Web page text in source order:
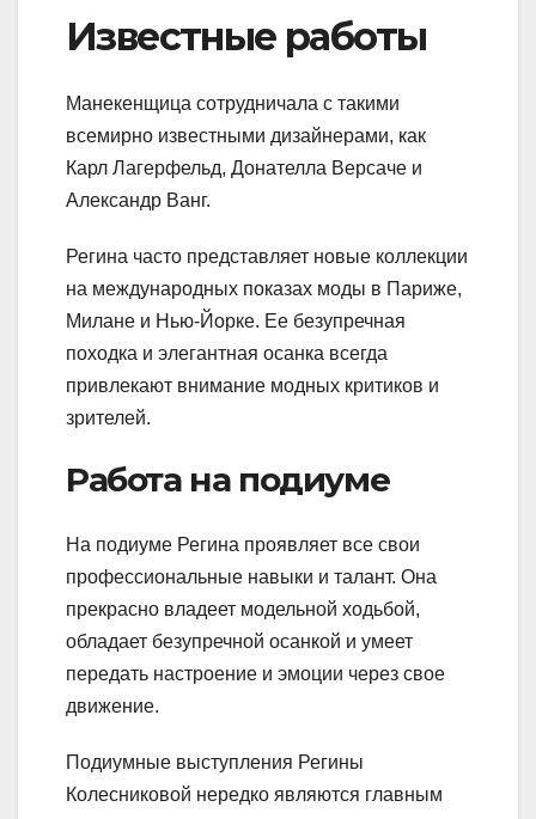
Известные работы
Манекенщица сотрудничала с такими
всемирно известными дизайнерами, как
Карл Лагерфельд, Донателла Версаче и
Александр Ванг.
Регина часто представляет новые коллекции
на международных показах моды в Париже,
Милане и Нью-Йорке. Ее безупречная
походка и элегантная осанка всегда
привлекают внимание модных критиков и
зрителей.
Работа на подиуме
На подиуме Регина проявляет все свои
профессиональные навыки и талант. Она
прекрасно владеет модельной ходьбой,
обладает безупречной осанкой и умеет
передать настроение и эмоции через свое
движение.
Подиумные выступления Регины
Колесниковой нередко являются главным